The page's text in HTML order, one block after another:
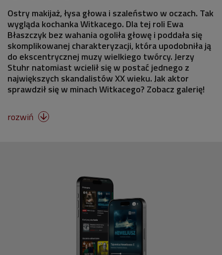
Ostry makijaż, łysa głowa i szaleństwo w oczach. Tak
wygląda kochanka Witkacego. Dla tej roli Ewa
Błaszczyk bez wahania ogoliła głowę i poddała się
skomplikowanej charakteryzacji, która upodobniła ją
do ekscentrycznej muzy wielkiego twórcy. Jerzy
Stuhr natomiast wcielił się w postać jednego z
największych skandalistów XX wieku. Jak aktor
sprawdził się w minach Witkacego? Zobacz galerię!
rozwiń 